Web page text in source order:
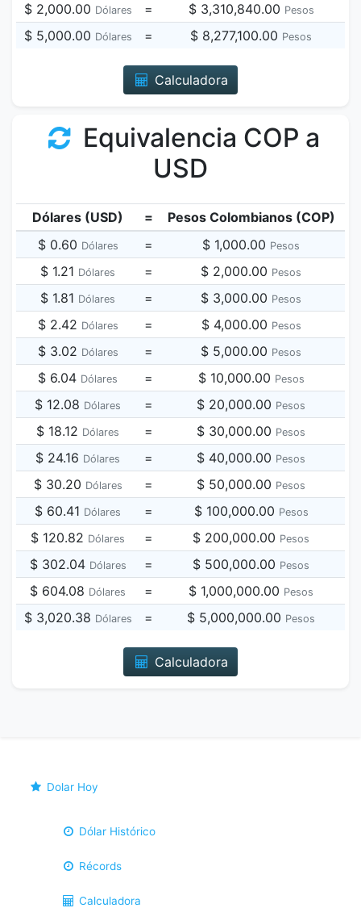
$ 2,000.00 Dólares = $ 3,310,840.00 Pesos
$ 5,000.00 Dólares = $ 8,277,100.00 Pesos
Calculadora
Equivalencia COP a
USD
Dólares (USD) =
Pesos Colombianos (COP)
$ 0.60 Dólares = $ 1,000.00 Pesos
$ 1.21 Dólares = $ 2,000.00 Pesos
$ 1.81 Dólares = $ 3,000.00 Pesos
$ 2.42 Dólares = $ 4,000.00 Pesos
$ 3.02 Dólares = $ 5,000.00 Pesos
$ 6.04 Dólares = $ 10,000.00 Pesos
$ 12.08 Dólares = $ 20,000.00 Pesos
$ 18.12 Dólares = $ 30,000.00 Pesos
$ 24.16 Dólares = $ 40,000.00 Pesos
$ 30.20 Dólares = $ 50,000.00 Pesos
$ 60.41 Dólares = $ 100,000.00 Pesos
$ 120.82 Dólares = $ 200,000.00 Pesos
$ 302.04 Dólares = $ 500,000.00 Pesos
$ 604.08 Dólares = $ 1,000,000.00 Pesos
$ 3,020.38 Dólares = $ 5,000,000.00 Pesos
Calculadora
Dolar Hoy
Dólar Histórico
Récords
Calculadora